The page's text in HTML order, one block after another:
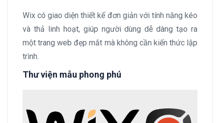
Wix có giao diện thiết kế đơn giản với tính năng kéo
và thả linh hoạt, giúp người dùng dễ dàng tạo ra
một trang web đẹp mắt mà không cần kiến thức lập
trình.
Thư viện mẫu phong phú